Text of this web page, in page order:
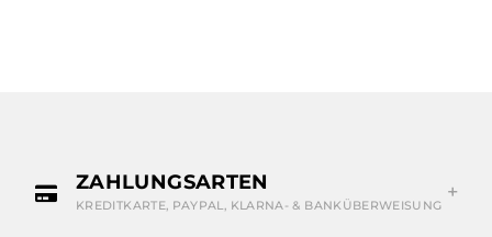
ZAHLUNGSARTEN
KREDITKARTE, PAYPAL, KLARNA- & BANKÜBERWEISUNG